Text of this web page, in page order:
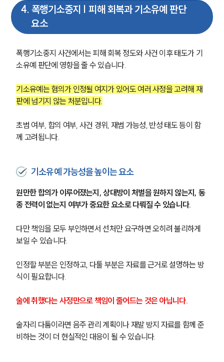
4. 폭행기소중지 | 피해 회복과 기소유예 판단
요소
폭행기소중지 사건에서는 피해 회복 정도와 사건 이후 태도가 기
소유예 판단에 영향을 줄 수 있습니다.
기소유예는 혐의가 인정될 여지가 있어도 여러 사정을 고려해 재
판에 넘기지 않는 처분입니다.
초범 여부, 합의 여부, 사건 경위, 재범 가능성, 반성 태도 등이 함
께 고려됩니다.
기소유예 가능성을 높이는 요소
원만한 합의가 이루어졌는지, 상대방이 처벌을 원하지 않는지, 동
종 전력이 없는지 여부가 중요한 요소로 다뤄질 수 있습니다.
다만 책임을 모두 부인하면서 선처만 요구하면 오히려 불리하게
보일 수 있습니다.
인정할 부분은 인정하고, 다툴 부분은 자료를 근거로 설명하는 방
식이 필요합니다.
술에 취했다는 사정만으로 책임이 줄어드는 것은 아닙니다.
술자리 다툼이라면 음주 관리 계획이나 재발 방지 자료를 함께 준
비하는 것이 더 현실적인 대응이 될 수 있습니다.